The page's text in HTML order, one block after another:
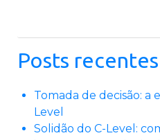
Posts recentes
Tomada de decisão: a
Level
Solidão do C-Level: